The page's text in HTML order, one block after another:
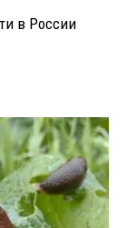
в России